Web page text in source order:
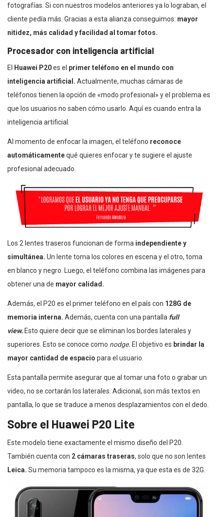
fotografías. Si con nuestros modelos anteriores ya lo lograban, el
cliente pedía más. Gracias a esta alianza conseguimos: mayor
nitidez, más calidad y facilidad al tomar fotos.
Procesador con inteligencia artificial
El Huawei P20es el primer teléfono en el mundo con
inteligencia artificial. Actualmente, muchas cámaras de
teléfonos tienen la opción de «modo profesional» y el problema es
que los usuarios no saben cómo usarlo. Aquí es cuando entra la
inteligencia artificial.
Al momento de enfocar la imagen, el teléfono reconoce
automáticamentequé quieres enfocar y te sugiere el ajuste
profesional adecuado.
Los 2 lentes traseros funcionan de forma independiente y
simultánea. Un lente toma los colores en escena y el otro, toma
en blanco y negro. Luego, el teléfono combina las imágenes para
obtener una de mayor calidad.
Además, el P20 es el primer teléfono en el país con 128G de
memoria interna. Además, cuenta con una pantalla full
view. Esto quiere decir que se eliminan los bordes laterales y
superiores. Esto se conoce como nodge. El objetivo es brindar la
mayor cantidad de espacio para el usuario.
Esta pantalla permite asegurar que al tomar una foto o grabar un
video, no se cortarán los laterales. Adicional, son más textos en
pantalla, lo que se traduce a menos desplazamientos con el dedo.
Sobre el Huawei P20 Lite
Este modelo tiene exactamente el mismo diseño del P20.
También cuenta con 2 cámaras traseras, solo que no son lentes
Leica. Su memoria tampoco es la misma, ya que esta es de 32G.